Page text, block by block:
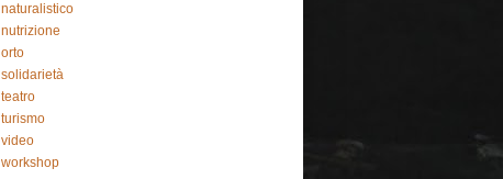
naturalistico
nutrizione
orto
solidarietà
teatro
turismo
video
workshop